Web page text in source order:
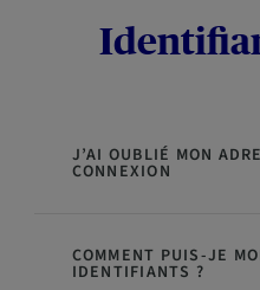
J’AI OUBLIÉ MON
CONNEXION
COMMENT PUIS-JE
IDENTIFIANTS ?